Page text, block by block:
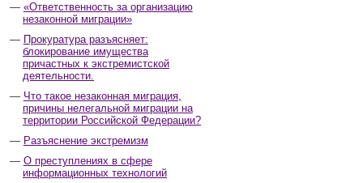
«Ответственность за организацию
незаконной миграции»
Прокуратура разъясняет:
блокирование имущества
причастных к экстремистской
деятельности.
Что такое незаконная миграция,
причины нелегальной миграции на
территории Российской Федерации?
Разъяснение экстремизм
О преступлениях в сфере
информационных технологий